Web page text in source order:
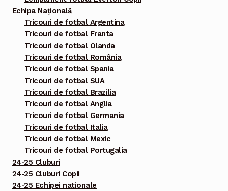
Echipa Națională
Tricouri de fotbal Argentina
Tricouri de fotbal Franta
Tricouri de fotbal Olanda
Tricouri de fotbal România
Tricouri de fotbal Spania
Tricouri de fotbal SUA
Tricouri de fotbal Brazilia
Tricouri de fotbal Anglia
Tricouri de fotbal Germania
Tricouri de fotbal Italia
Tricouri de fotbal Mexic
Tricouri de fotbal Portugalia
24-25 Cluburi
24-25 Cluburi Copii
24-25 Echipei nationale